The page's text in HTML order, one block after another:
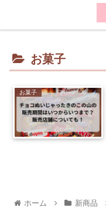
お菓子
お菓子
ホーム 新商品